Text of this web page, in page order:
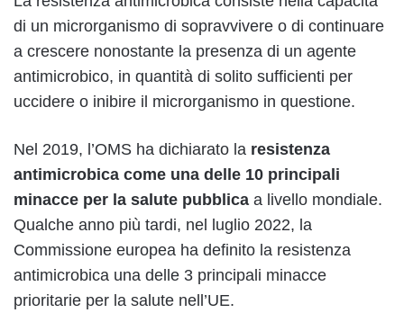
di un microrganismo di sopravvivere o di continuare
a crescere nonostante la presenza di un agente
antimicrobico, in quantità di solito sufficienti per
uccidere o inibire il microrganismo in questione.
Nel 2019, l’OMS ha dichiarato la resistenza
antimicrobica come una delle 10 principali
minacce per la salute pubblica a livello mondiale.
Qualche anno più tardi, nel luglio 2022, la
Commissione europea ha definito la resistenza
antimicrobica una delle 3 principali minacce
prioritarie per la salute nell’UE.